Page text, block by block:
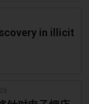
in illicit